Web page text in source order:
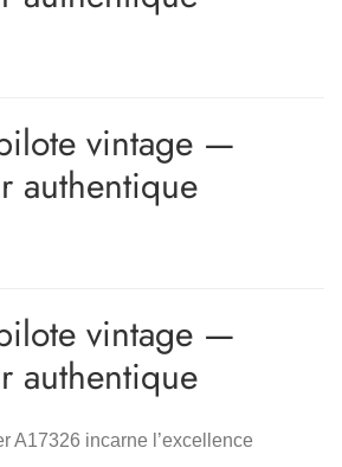
vintage —
authentique
vintage —
authentique
A17326 incarne l’excellence